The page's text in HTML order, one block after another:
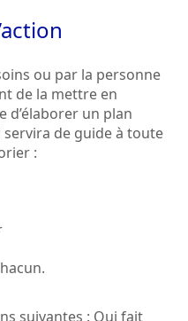
ou par la personne
de la mettre en
d’élaborer un plan
de guide à toute
:
suivantes : Qui fait